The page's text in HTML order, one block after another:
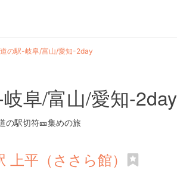
道の駅-岐阜/富山/愛知-2day
阜/富山/愛知-2day
の駅切符🎫集めの旅
上平（ささら館）